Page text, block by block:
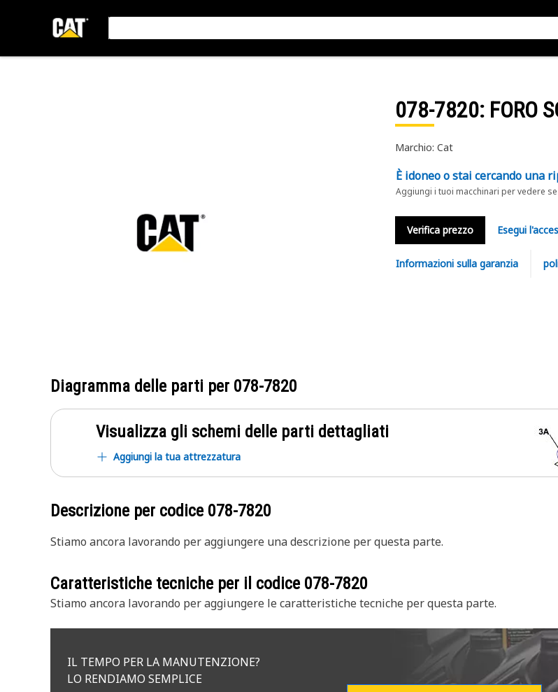
078-7820: FORO
Marchio: Cat
È idoneo o stai cercando una
Aggiungi i tuoi macchinari per vedere
Verifica prezzo Esegui
Informazioni sulla garanzia
Diagramma delle parti per 078-7820
Visualizza gli schemi delle parti dettagliati
Aggiungi la tua attrezzatura
Descrizione per codice 078-7820
Stiamo ancora lavorando per aggiungere una descrizione per questa parte.
Caratteristiche tecniche per il codice 078-7820
Stiamo ancora lavorando per aggiungere le caratteristiche tecniche per questa parte.
IL TEMPO PER LA MANUTENZIONE?
LO RENDIAMO SEMPLICE